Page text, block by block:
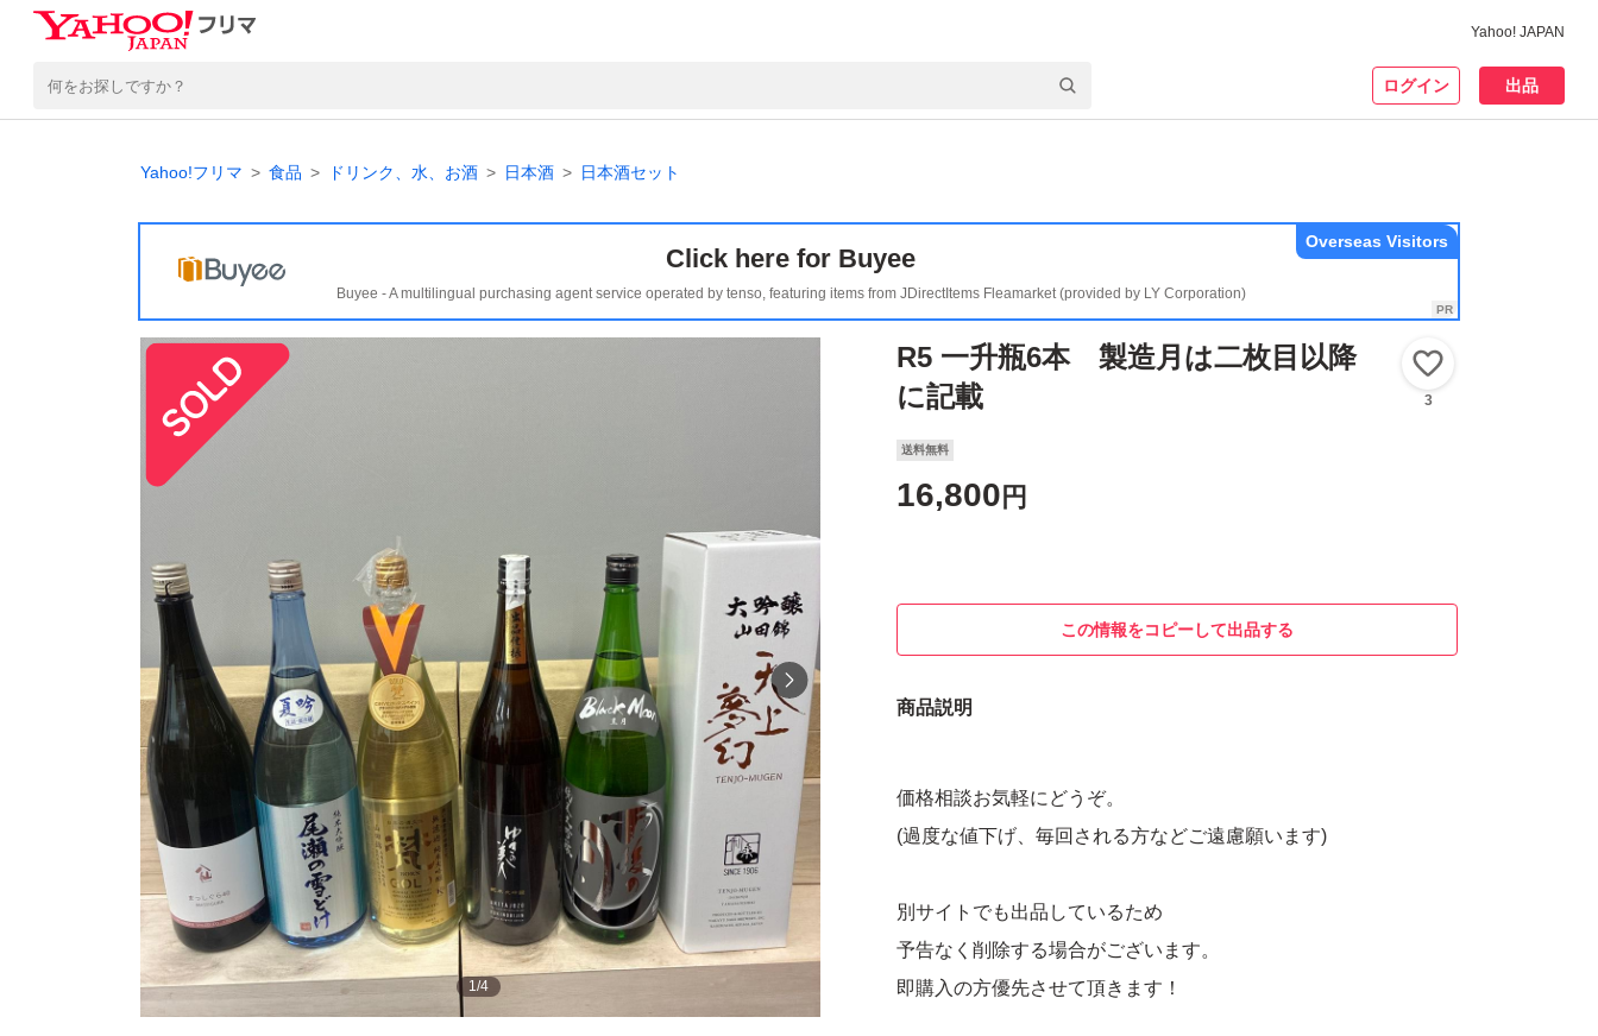
Yahoo! JAPAN
ログイン 出品
Yahoo!フリマ 食品 ドリンク、水、お酒 日本酒 日本酒セット
Click here for Buyee
Buyee - A multilingual purchasing agent service operated by tenso, featuring items from JDirectItems Fleamarket (provided by LY Corporation)
Overseas Visitors
1/4
R5 一升瓶6本 製造月は二枚目以降
に記載
3
送料無料
16,800 円
この情報をコピーして出品する
商品説明
価格相談お気軽にどうぞ。
(過度な値下げ、毎回される方などご遠慮願います)
別サイトでも出品しているため
予告なく削除する場合がございます。
即購入の方優先させて頂きます！